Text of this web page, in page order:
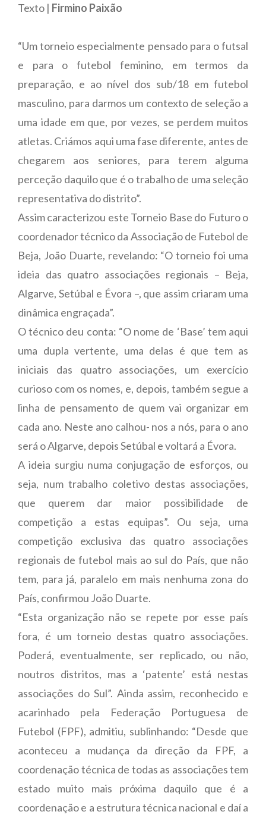
Texto | Firmino Paixão
“Um torneio especialmente pensado para o futsal
e para o futebol feminino, em termos da
preparação, e ao nível dos sub/18 em futebol
masculino, para darmos um contexto de seleção a
uma idade em que, por vezes, se perdem muitos
atletas. Criámos aqui uma fase diferente, antes de
chegarem aos seniores, para terem alguma
perceção daquilo que é o trabalho de uma seleção
representativa do distrito”.
Assim caracterizou este Torneio Base do Futuro o
coordenador técnico da Associação de Futebol de
Beja, João Duarte, revelando: “O torneio foi uma
ideia das quatro associações regionais – Beja,
Algarve, Setúbal e Évora –, que assim criaram uma
dinâmica engraçada”.
O técnico deu conta: “O nome de ‘Base’ tem aqui
uma dupla vertente, uma delas é que tem as
iniciais das quatro associações, um exercício
curioso com os nomes, e, depois, também segue a
linha de pensamento de quem vai organizar em
cada ano. Neste ano calhou- nos a nós, para o ano
será o Algarve, depois Setúbal e voltará a Évora.
A ideia surgiu numa conjugação de esforços, ou
seja, num trabalho coletivo destas associações,
que querem dar maior possibilidade de
competição a estas equipas”. Ou seja, uma
competição exclusiva das quatro associações
regionais de futebol mais ao sul do País, que não
tem, para já, paralelo em mais nenhuma zona do
País, confirmou João Duarte.
“Esta organização não se repete por esse país
fora, é um torneio destas quatro associações.
Poderá, eventualmente, ser replicado, ou não,
noutros distritos, mas a ‘patente’ está nestas
associações do Sul”. Ainda assim, reconhecido e
acarinhado pela Federação Portuguesa de
Futebol (FPF), admitiu, sublinhando: “Desde que
aconteceu a mudança da direção da FPF, a
coordenação técnica de todas as associações tem
estado muito mais próxima daquilo que é a
coordenação e a estrutura técnica nacional e daí a